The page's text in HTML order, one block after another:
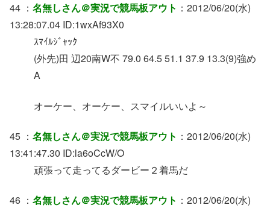
44 ： 名無しさん＠実況で競馬板アウト ：2012/06/20(水)
13:28:07.04 ID:1wxAf93X0
ｽﾏｲﾙｼﾞｬｯｸ
(外先)田 辺20南W不 79.0 64.5 51.1 37.9 13.3(9)強め
A
オーケー、オーケー、スマイルいいよ～
45 ： 名無しさん＠実況で競馬板アウト ：2012/06/20(水)
13:41:47.30 ID:la6oCcW/O
頑張って走ってるダービー２着馬だ
46 ： 名無しさん＠実況で競馬板アウト ：2012/06/20(水)